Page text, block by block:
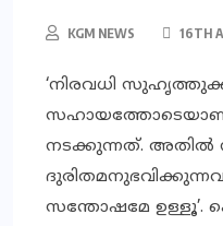
KGM NEWS 16TH
‘നിരവധി
സഹായത്തോടെയാണ്
നടക്കുന്നത്. അതില്‍
സന്തോഷമേ ഉള്ളൂ’.